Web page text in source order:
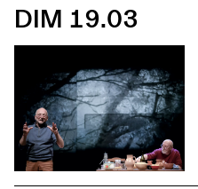
DIM 19.03